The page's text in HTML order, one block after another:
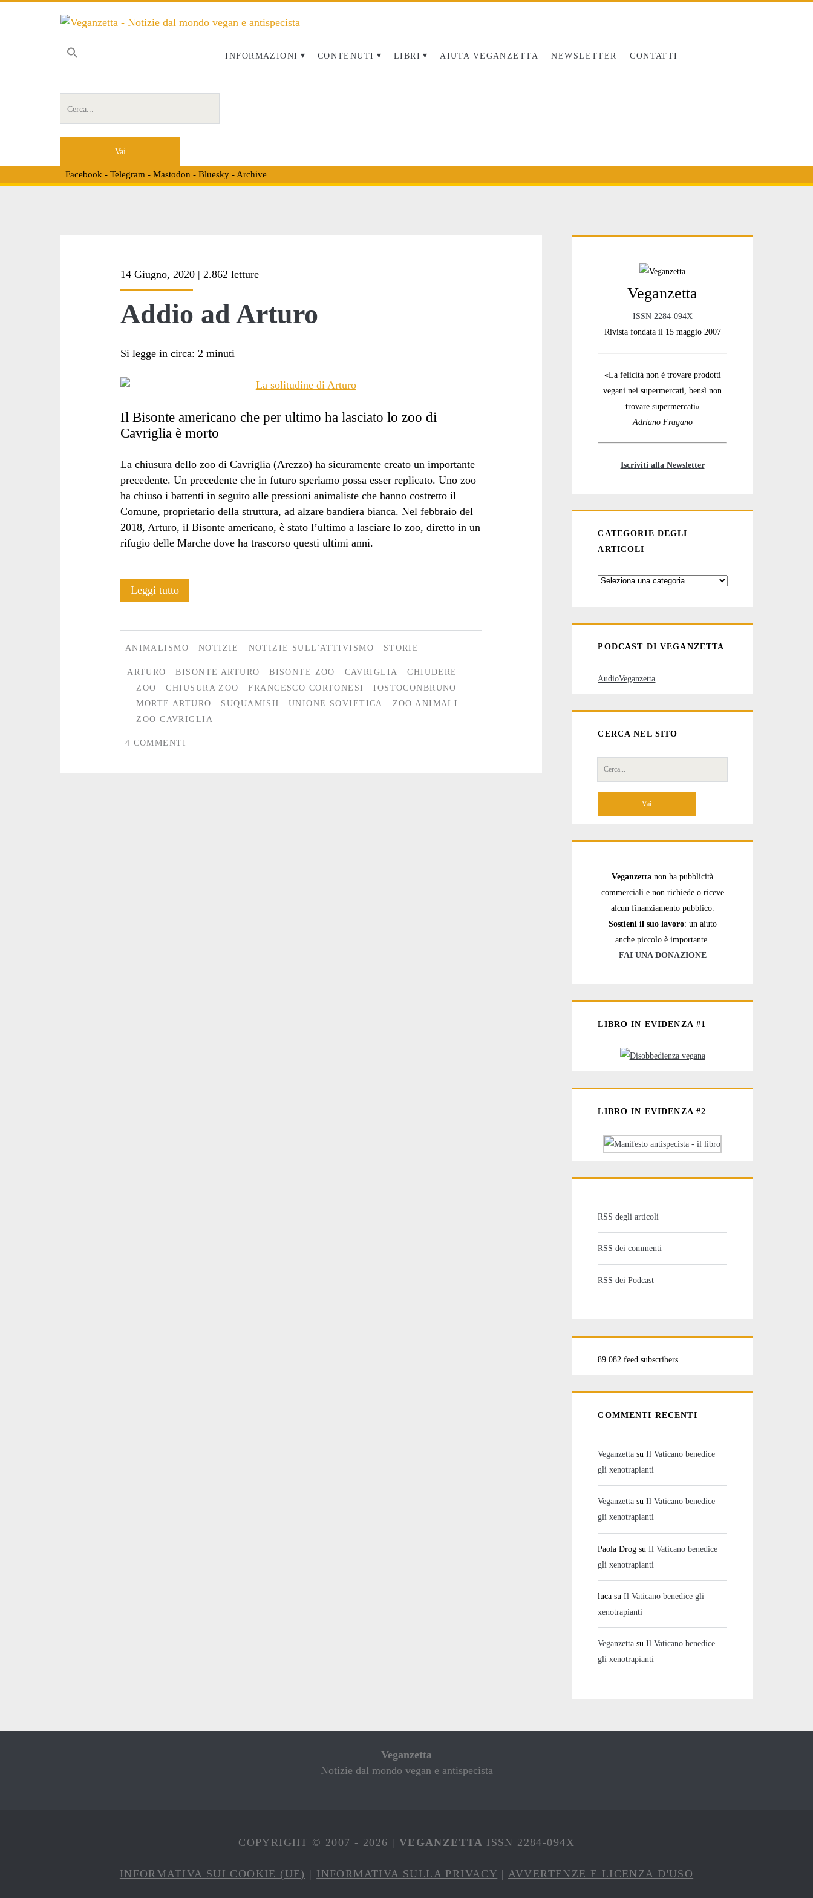
Cerca per:
INFORMAZIONI CONTENUTI LIBRI AIUTA VEGANZETTA NEWSLETTER CONTATTI
Facebook- Telegram- Mastodon - Bluesky-Archive
<span>Suquamish</span>
14 Giugno, 2020 | 2.862 letture
Addio ad Arturo
Si legge in circa: 2 minuti
Il Bisonte americano che per ultimo ha lasciato lo zoo di
Cavriglia è morto
La chiusura dello zoo di Cavriglia (Arezzo) ha sicuramente creato un importante
precedente. Un precedente che in futuro speriamo possa esser replicato. Uno zoo
ha chiuso i battenti in seguito alle pressioni animaliste che hanno costretto il
Comune, proprietario della struttura, ad alzare bandiera bianca. Nel febbraio del
2018, Arturo, il Bisonte americano, è stato l’ultimo a lasciare lo zoo, diretto in un
rifugio delle Marche dove ha trascorso questi ultimi anni.
Leggi tuttoAddio
ANIMALISMO NOTIZIE NOTIZIE SULL'ATTIVISMO STORIE
ARTURO BISONTE ARTURO BISONTE ZOO CAVRIGLIA
CHIUDERE
ZOO
CHIUSURA ZOO FRANCESCO CORTONESI
IOSTOCONBRUNO
MORTE ARTURO
SUQUAMISH UNIONE SOVIETICA
ZOO ANIMALI
ZOO CAVRIGLIA
4 COMMENTI
Primary
Sidebar
Veganzetta
ISSN 2284-094X
Rivista fondata il 15 maggio 2007
«La felicità non è trovare prodotti
vegani nei supermercati, bensì non
trovare supermercati»
Adriano Fragano
Iscriviti alla Newsletter
CATEGORIE DEGLI
ARTICOLI
Categorie
PODCAST DI VEGANZETTA
AudioVeganzetta
CERCA NEL SITO
Cerca
per:
Veganzetta non ha pubblicità
commerciali e non richiede o riceve
alcun finanziamento pubblico.
Sostieni il suo lavoro: un aiuto
anche piccolo è importante.
FAI UNA DONAZIONE
LIBRO IN EVIDENZA #1
LIBRO IN EVIDENZA #2
RSS degli articoli
RSS dei commenti
RSS dei Podcast
89.082 feed subscribers
COMMENTI RECENTI
Veganzetta suIl Vaticano benedice
gli xenotrapianti
Veganzetta suIl Vaticano benedice
gli xenotrapianti
Paola Drog suIl Vaticano benedice
gli xenotrapianti
luca suIl Vaticano benedice gli
xenotrapianti
Veganzetta suIl Vaticano benedice
gli xenotrapianti
Veganzetta
Notizie dal mondo vegan e antispecista
COPYRIGHT © 2007 - 2026 | VEGANZETTA ISSN 2284-094X
INFORMATIVA SUI COOKIE (UE) | INFORMATIVA SULLA PRIVACY | AVVERTENZE E LICENZA D'USO